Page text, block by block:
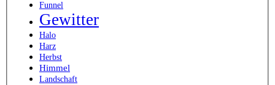
Funnel
Gewitter
Halo
Harz
Herbst
Himmel
Landschaft